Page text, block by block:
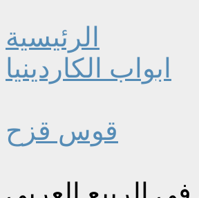
الرئيسية
ابواب الكاردينيا
قوس قزح